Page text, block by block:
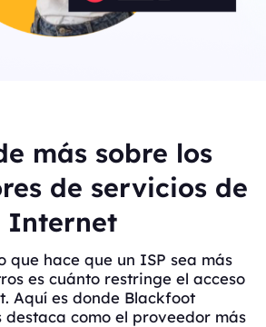
más sobre los
de servicios de
Internet
que hace que un ISP sea más
es cuánto restringe el acceso
Aquí es donde Blackfoot
destaca como el proveedor más